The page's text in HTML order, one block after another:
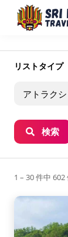
アトラク
リストタイプ
検索
1 – 30 件中